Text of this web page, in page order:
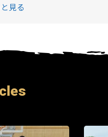
見る